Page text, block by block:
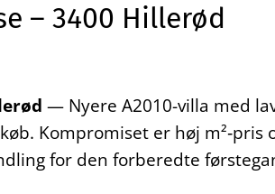
– 3400 Hillerød
— Nyere A2010-villa med
Kompromiset er høj m²‑pris
for den forberedte